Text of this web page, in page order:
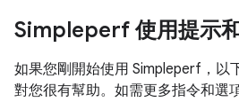
Simpleperf 使用提示
如果您剛開始使用 Simpleperf，以
對您很有幫助。如需更多指令和選